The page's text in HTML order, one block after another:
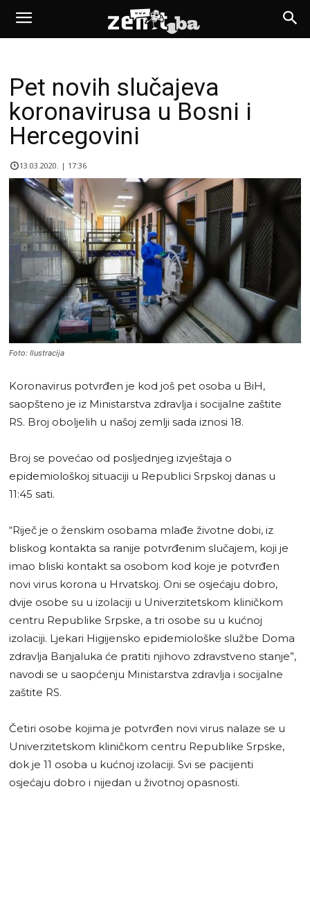
Pet novih slučajeva
koronavirusa u Bosni i
Hercegovini
13.03.2020. | 17:36
Foto: Ilustracija
Koronavirus potvrđen je kod još pet osoba u BiH,
saopšteno je iz Ministarstva zdravlja i socijalne zaštite
RS. Broj oboljelih u našoj zemlji sada iznosi 18.
Broj se povećao od posljednjeg izvještaja o
epidemiološkoj situaciji u Republici Srpskoj danas u
11:45 sati.
“Riječ je o ženskim osobama mlađe životne dobi, iz
bliskog kontakta sa ranije potvrđenim slučajem, koji je
imao bliski kontakt sa osobom kod koje je potvrđen
novi virus korona u Hrvatskoj. Oni se osjećaju dobro,
dvije osobe su u izolaciji u Univerzitetskom kliničkom
centru Republike Srpske, a tri osobe su u kućnoj
izolaciji. Ljekari Higijensko epidemiološke službe Doma
zdravlja Banjaluka će pratiti njihovo zdravstveno stanje”,
navodi se u saopćenju Ministarstva zdravlja i socijalne
zaštite RS.
Četiri osobe kojima je potvrđen novi virus nalaze se u
Univerzitetskom kliničkom centru Republike Srpske,
dok je 11 osoba u kućnoj izolaciji. Svi se pacijenti
osjećaju dobro i nijedan u životnoj opasnosti.